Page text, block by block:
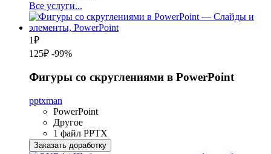
Все услуги...
1₽
125₽ -99%
Фигуры со скруглениями в PowerPoint
pptxman
PowerPoint
Другое
1 файл PPTX
Заказать доработку